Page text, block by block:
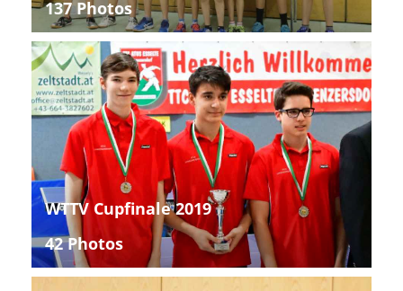
137 Photos
WTTV Cupfinale 2019
42 Photos